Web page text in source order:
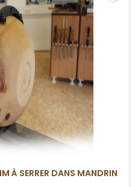
À SERRER DANS MANDRIN